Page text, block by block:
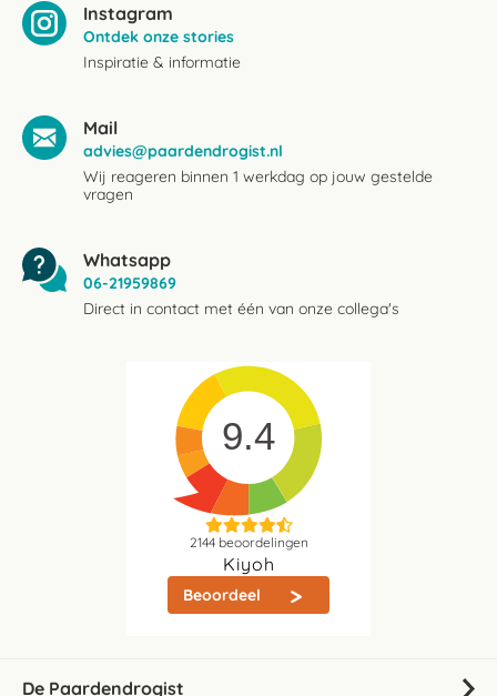
Instagram
Ontdek onze stories
Inspiratie & informatie
Mail
advies@paardendrogist.nl
Wij reageren binnen 1 werkdag op jouw gestelde
vragen
Whatsapp
06-21959869
Direct in contact met één van onze collega's
9.4
2144beoordelingen
Kiyoh
Beoordeel
De Paardendrogist